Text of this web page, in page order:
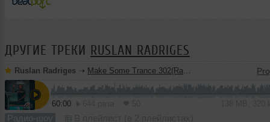
ДРУГИЕ ТРЕКИ RUSLAN RADRIGES
Ruslan Radriges ➝ Make Some Trance 302(Radio_Show)
60:00
Радио-шоу